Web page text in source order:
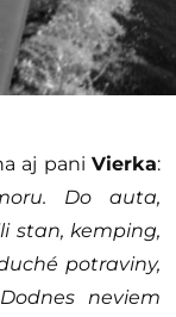
aj pani Vierka:
Do auta,
stan, kemping,
potraviny,
neviem